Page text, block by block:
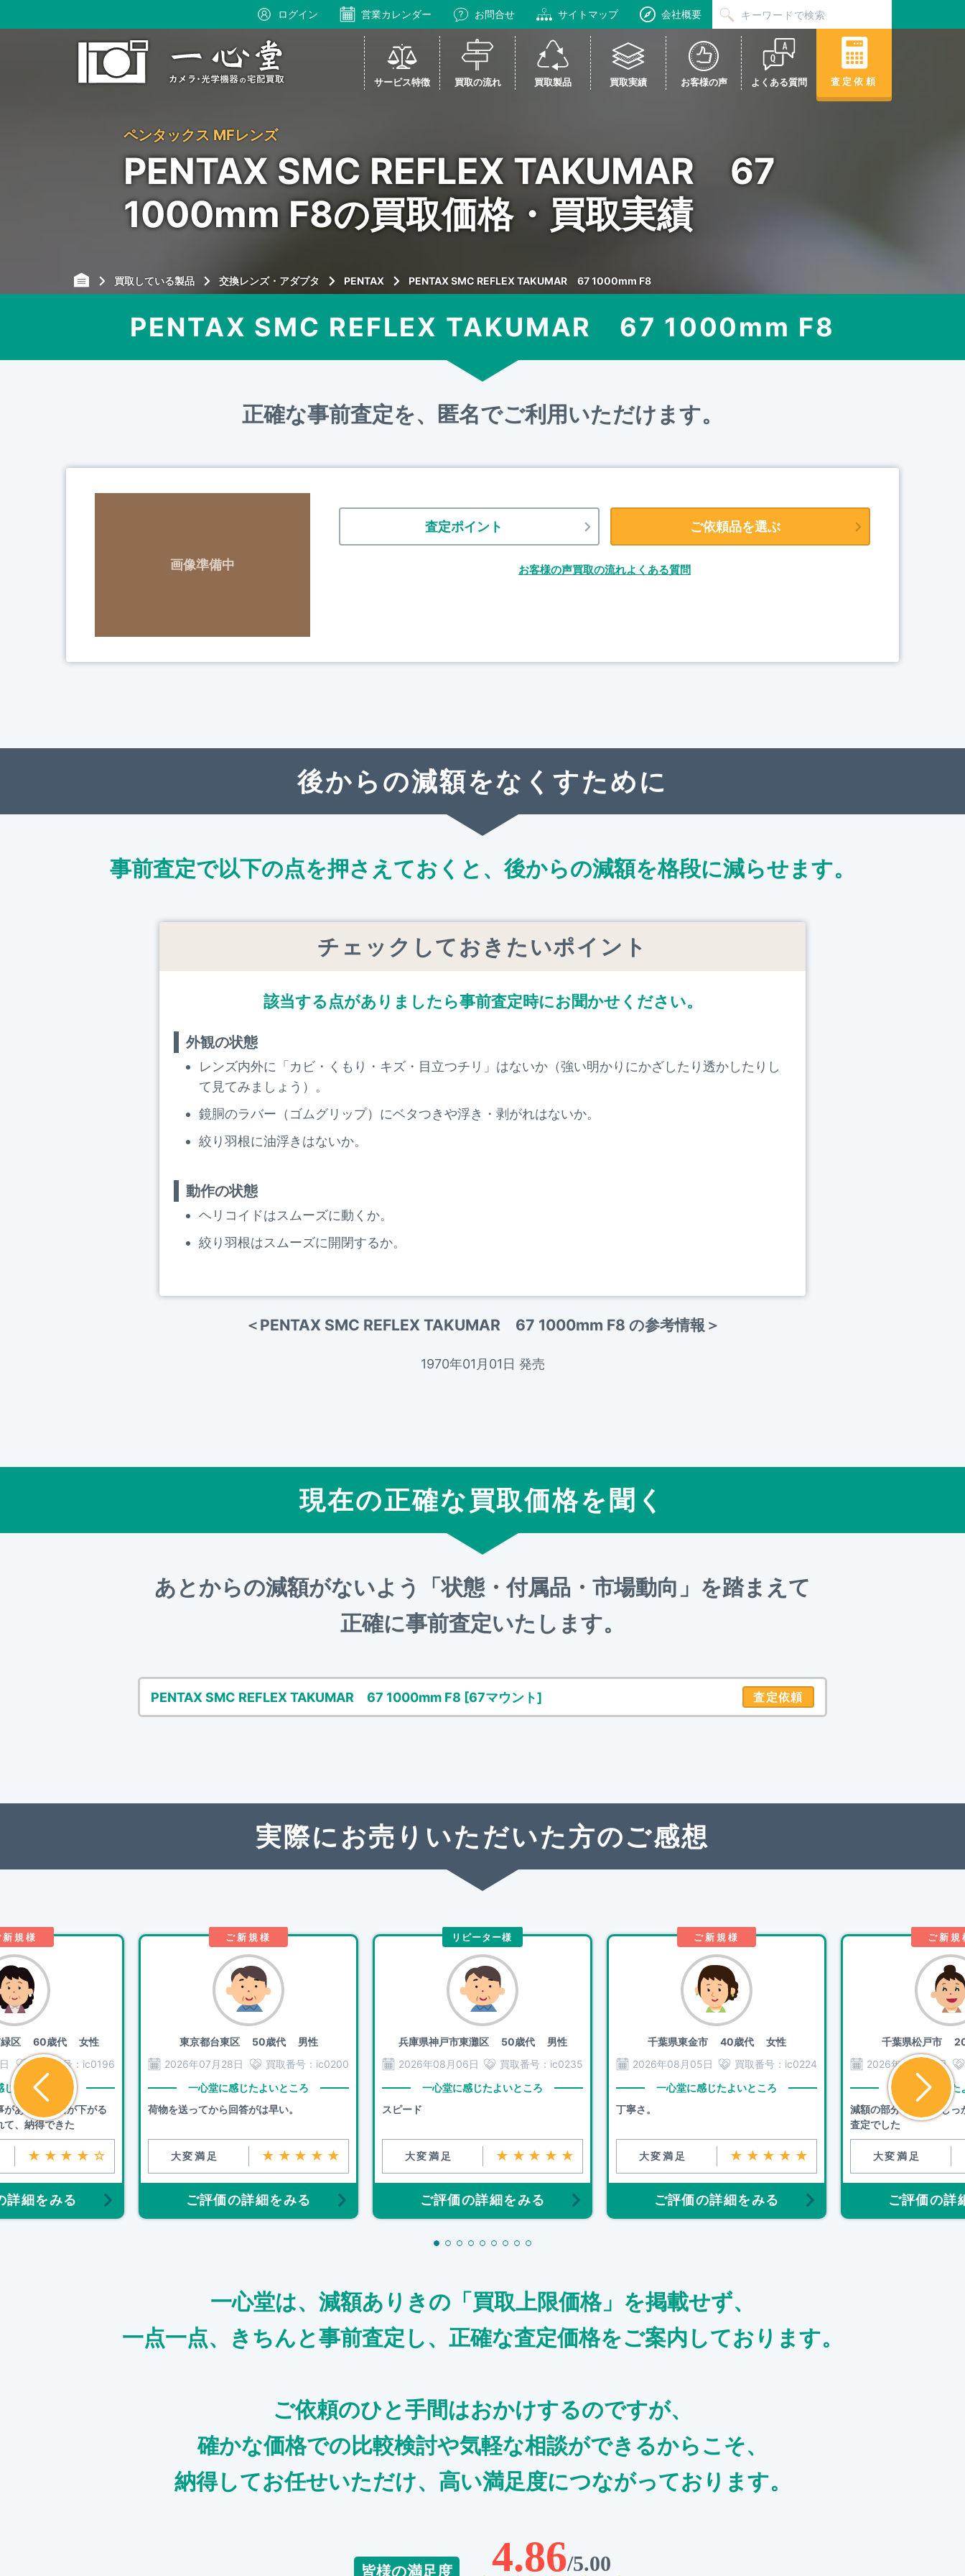
ログイン 営業カレンダー お問合せ サイトマップ 会社概要
サービス特徴 買取の流れ 買取製品 買取実績 お客様の声 よくある質問 査定依頼
ペンタックス MFレンズ
PENTAX SMC REFLEX TAKUMAR 67
1000mm F8の買取価格・買取実績
買取している製品 交換レンズ・アダプタ PENTAX PENTAX SMC REFLEX TAKUMAR 67 1000mm F8
PENTAX SMC REFLEX TAKUMAR 67 1000mm F8
正確な事前査定を、匿名でご利用いただけます。
画像準備中
査定ポイント ご依頼品を選ぶ
お客様の声買取の流れよくある質問
後からの減額をなくすために
事前査定で以下の点を押さえておくと、後からの減額を格段に減らせます。
チェックしておきたいポイント
該当する点がありましたら事前査定時にお聞かせください。
外観の状態
レンズ内外に「カビ・くもり・キズ・目立つチリ」はないか（強い明かりにかざしたり透かしたりし
て見てみましょう）。
鏡胴のラバー（ゴムグリップ）にベタつきや浮き・剥がれはないか。
絞り羽根に油浮きはないか。
動作の状態
ヘリコイドはスムーズに動くか。
絞り羽根はスムーズに開閉するか。
＜PENTAX SMC REFLEX TAKUMAR 67 1000mm F8 の参考情報＞
1970年01月01日 発売
現在の正確な買取価格を聞く
あとからの減額がないよう「状態・付属品・市場動向」を踏まえて
正確に事前査定いたします。
PENTAX SMC REFLEX TAKUMAR 67 1000mm F8 [67マウント] 査定依頼
実際にお売りいただいた方のご感想
新規様
区60歳代 女性
買取番号： ic0196
じたよいところ
あった 価格が下がる
て、納得できた
★★★★☆
詳細をみる
ご新規様
東京都台東区50歳代 男性
2026年07月28日
買取番号： ic0200
一心堂に感じたよいところ
荷物を送ってから回答がは早い。
大変満足 ★★★★★
ご評価の詳細をみる
リピーター様
兵庫県神戸市東灘区50歳代 男性
2026年08月06日
買取番号： ic0235
一心堂に感じたよいところ
スピード
大変満足 ★★★★★
ご評価の詳細をみる
ご新規様
千葉県東金市40歳代 女性
2026年08月05日
買取番号： ic0224
一心堂に感じたよいところ
丁寧さ。
大変満足 ★★★★★
ご評価の詳細をみる
ご新規
千葉県松戸市20
2026年08月05日
一心堂に感じた
減額の部分の説明をしっ
査定でした
大変満足
ご評価の詳
一心堂は、減額ありきの「買取上限価格」を掲載せず、
一点一点、きちんと事前査定し、正確な査定価格をご案内しております。
ご依頼のひと手間はおかけするのですが、
確かな価格での比較検討や気軽な相談ができるからこそ、
納得してお任せいただけ、高い満足度につながっております。
皆様の満足度 4.86/5.00